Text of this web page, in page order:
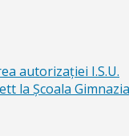
autorizației I.S.U.
la Școala